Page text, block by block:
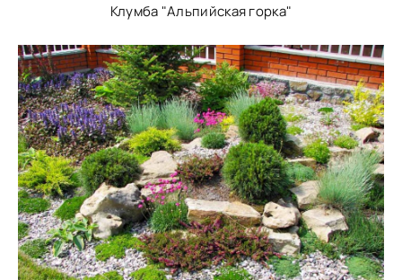
Клумба "Альпийская горка"